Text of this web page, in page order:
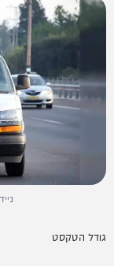
גודל הטקסט